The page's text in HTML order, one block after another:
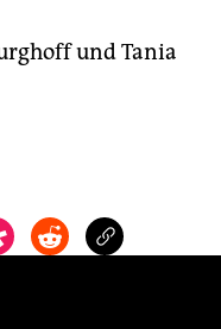
und Tania